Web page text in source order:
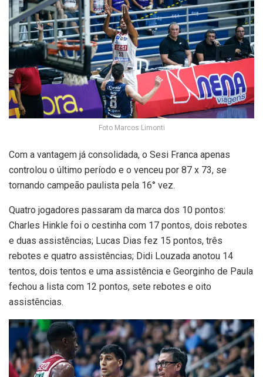
Foto Marcos Limonti
Com a vantagem já consolidada, o Sesi Franca apenas
controlou o último período e o venceu por 87 x 73, se
tornando campeão paulista pela 16° vez.
Quatro jogadores passaram da marca dos 10 pontos:
Charles Hinkle foi o cestinha com 17 pontos, dois rebotes
e duas assistências; Lucas Dias fez 15 pontos, três
rebotes e quatro assistências; Didi Louzada anotou 14
tentos, dois tentos e uma assistência e Georginho de Paula
fechou a lista com 12 pontos, sete rebotes e oito
assistências.